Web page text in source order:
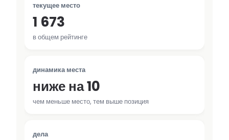
текущее место
1 673
в общем рейтинге
динамика места
ниже на 10
чем меньше место, тем выше позиция
дела